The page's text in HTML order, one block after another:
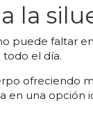
la
puede faltar
el día.
ofreciendo
una opción